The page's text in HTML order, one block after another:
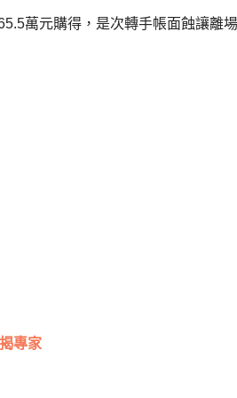
萬元購得，是次轉手帳面蝕讓離
專家